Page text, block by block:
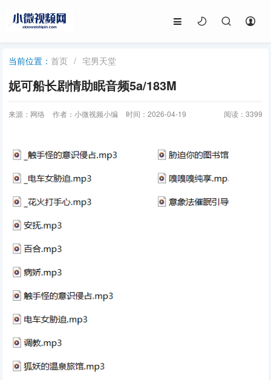
当前位置：首页 / 宅男天堂
妮可船长剧情助眠音频5a/183M
来源：网络 作者：小微视频小编 时间：2026-04-19 阅读： 3399